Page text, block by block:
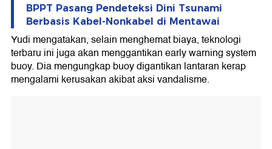
BPPT Pasang Pendeteksi Dini Tsunami
Berbasis Kabel-Nonkabel di Mentawai
Yudi mengatakan, selain menghemat biaya, teknologi
terbaru ini juga akan menggantikan early warning system
buoy. Dia mengungkap buoy digantikan lantaran kerap
mengalami kerusakan akibat aksi vandalisme.